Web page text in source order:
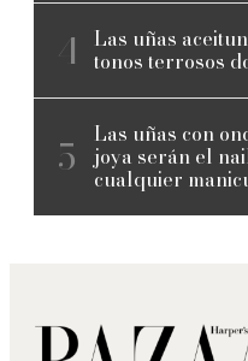
Las uñas
tonos terrosos
Las uñas con
joya serán el
cualquier